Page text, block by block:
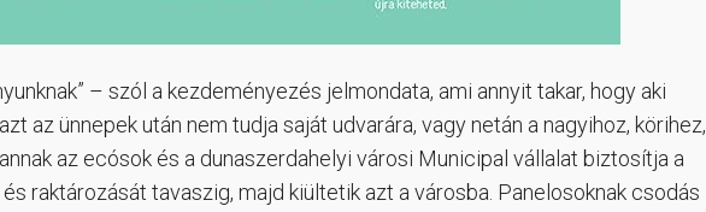
– szól a kezdeményezés jelmondata, ami annyit takar, hogy aki
az ünnepek után nem tudja saját udvarára, vagy netán a nagyihoz, körihez,
az ecósok és a dunaszerdahelyi városi Municipal vállalat biztosítja a
raktározását tavaszig, majd kiültetik azt a városba. Panelosoknak csodás